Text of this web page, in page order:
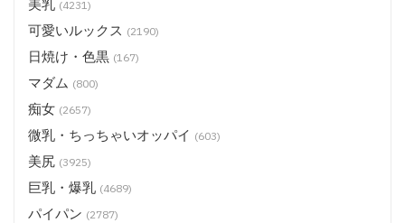
美乳 (4231)
可愛いルックス (2190)
日焼け・色黒 (167)
マダム (800)
痴女 (2657)
微乳・ちっちゃいオッパイ (603)
美尻 (3925)
巨乳・爆乳 (4689)
パイパン (2787)